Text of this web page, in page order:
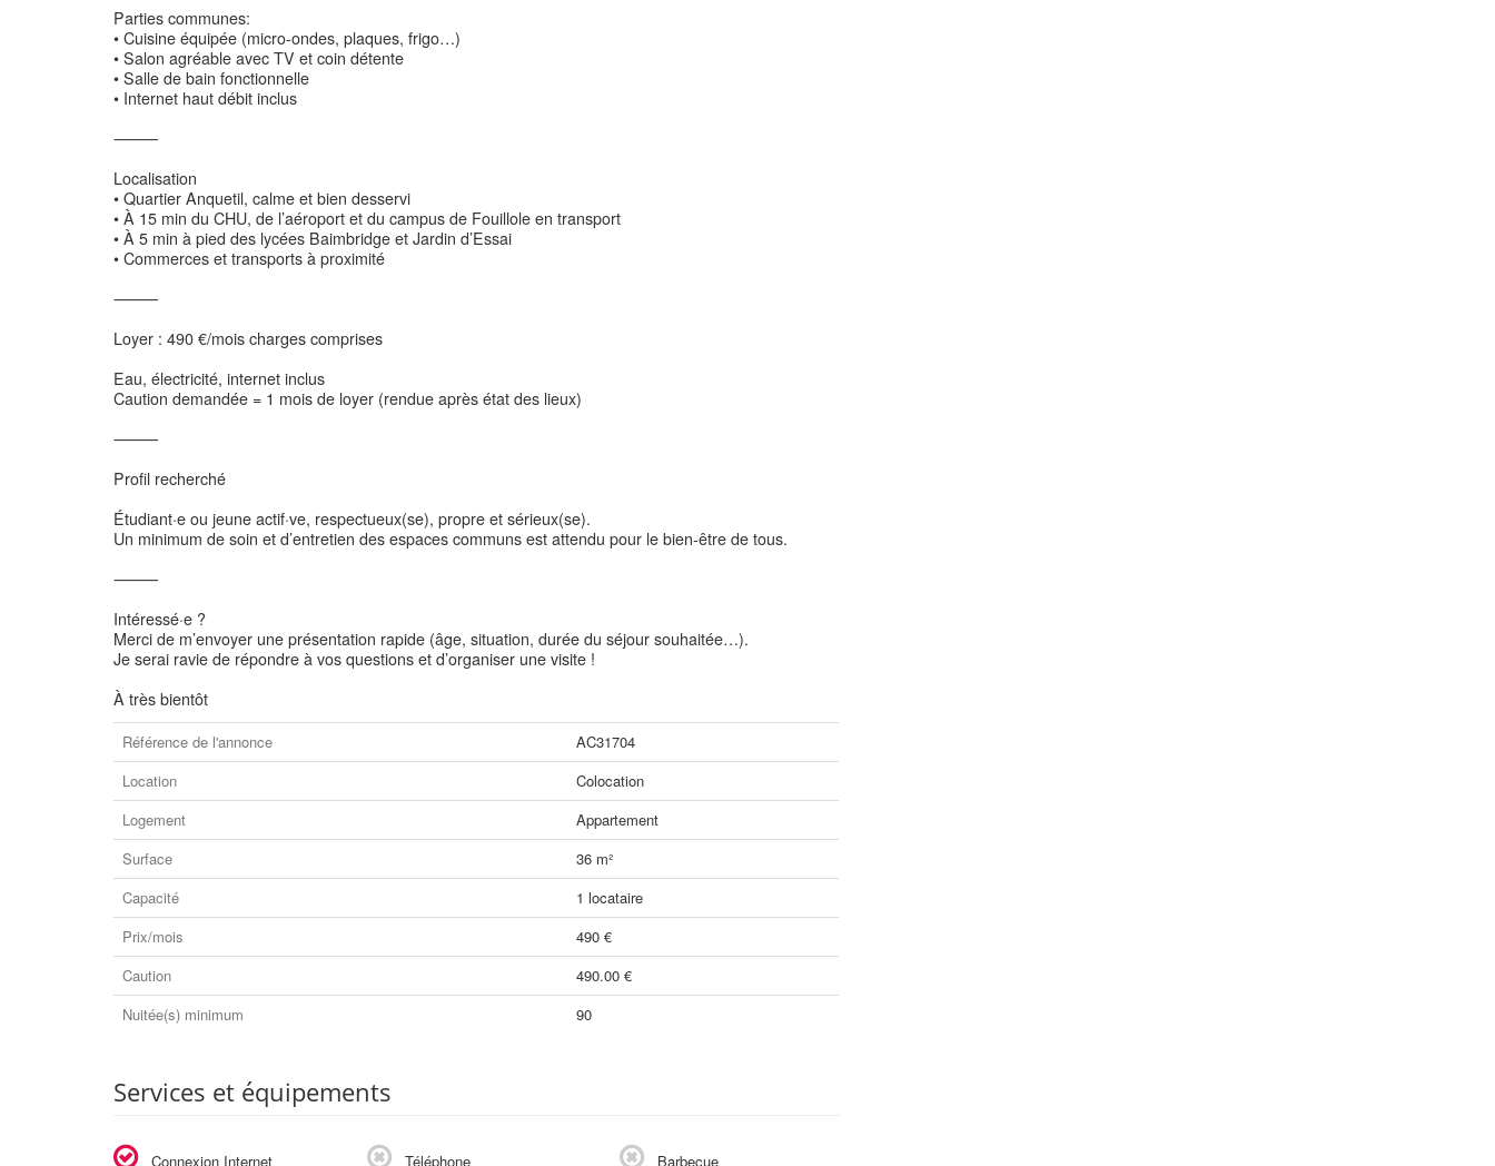
Parties communes:
• Cuisine équipée (micro-ondes, plaques, frigo…)
• Salon agréable avec TV et coin détente
• Salle de bain fonctionnelle
• Internet haut débit inclus
⸻
Localisation
• Quartier Anquetil, calme et bien desservi
• À 15 min du CHU, de l’aéroport et du campus de Fouillole en transport
• À 5 min à pied des lycées Baimbridge et Jardin d’Essai
• Commerces et transports à proximité
⸻
Loyer : 490 €/mois charges comprises
Eau, électricité, internet inclus
Caution demandée = 1 mois de loyer (rendue après état des lieux)
⸻
Profil recherché
Étudiant·e ou jeune actif·ve, respectueux(se), propre et sérieux(se).
Un minimum de soin et d’entretien des espaces communs est attendu pour le bien-être de tous.
⸻
Intéressé·e ?
Merci de m’envoyer une présentation rapide (âge, situation, durée du séjour souhaitée…).
Je serai ravie de répondre à vos questions et d’organiser une visite !
À très bientôt
Référence de l'annonce
AC31704
Location
Colocation
Logement
Appartement
Surface
36 m²
Capacité
1 locataire
Prix/mois
490 €
Caution
490.00 €
Nuitée(s) minimum
90
Services et équipements
Connexion Internet
Téléphone
Barbecue